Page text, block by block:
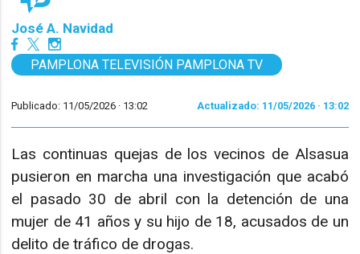
José A. Navidad
PAMPLONA TELEVISIÓN PAMPLONA TV
Publicado: 11/05/2026 · 13:02 Actualizado: 11/05/2026 · 13:02
Las continuas quejas de los vecinos de Alsasua
pusieron en marcha una investigación que acabó
el pasado 30 de abril con la detención de una
mujer de 41 años y su hijo de 18, acusados de un
delito de tráfico de drogas.